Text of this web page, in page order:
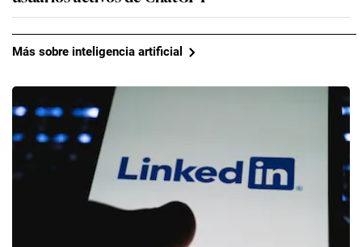
Más sobre inteligencia artificial